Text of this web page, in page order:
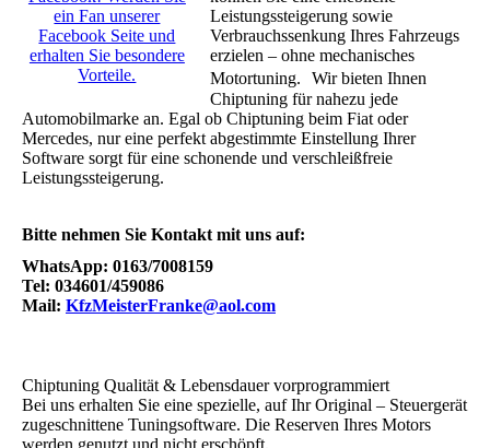
ein Fan unserer
Facebook Seite und
erhalten Sie besondere
Vorteile.
Leistungssteigerung sowie
Verbrauchssenkung Ihres Fahrzeugs
erzielen – ohne mechanisches
Motortuning. Wir bieten Ihnen
Chiptuning für nahezu jede
Automobilmarke an. Egal ob Chiptuning beim Fiat oder
Mercedes, nur eine perfekt abgestimmte Einstellung Ihrer
Software sorgt für eine schonende und verschleißfreie
Leistungssteigerung.
Bitte nehmen Sie Kontakt mit uns auf:
WhatsApp: 0163/7008159
Tel: 034601/459086
Mail: KfzMeisterFranke@aol.com
Chiptuning Qualität & Lebensdauer vorprogrammiert
Bei uns erhalten Sie eine spezielle, auf Ihr Original – Steuergerät
zugeschnittene Tuningsoftware. Die Reserven Ihres Motors